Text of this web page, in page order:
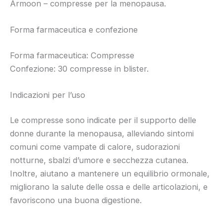
Armoon – compresse per la menopausa.
Forma farmaceutica e confezione
Forma farmaceutica: Compresse
Confezione: 30 compresse in blister.
Indicazioni per l’uso
Le compresse sono indicate per il supporto delle
donne durante la menopausa, alleviando sintomi
comuni come vampate di calore, sudorazioni
notturne, sbalzi d’umore e secchezza cutanea.
Inoltre, aiutano a mantenere un equilibrio ormonale,
migliorano la salute delle ossa e delle articolazioni, e
favoriscono una buona digestione.